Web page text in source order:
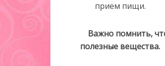
прием пищи.
Важно помнить,
полезные вещества.